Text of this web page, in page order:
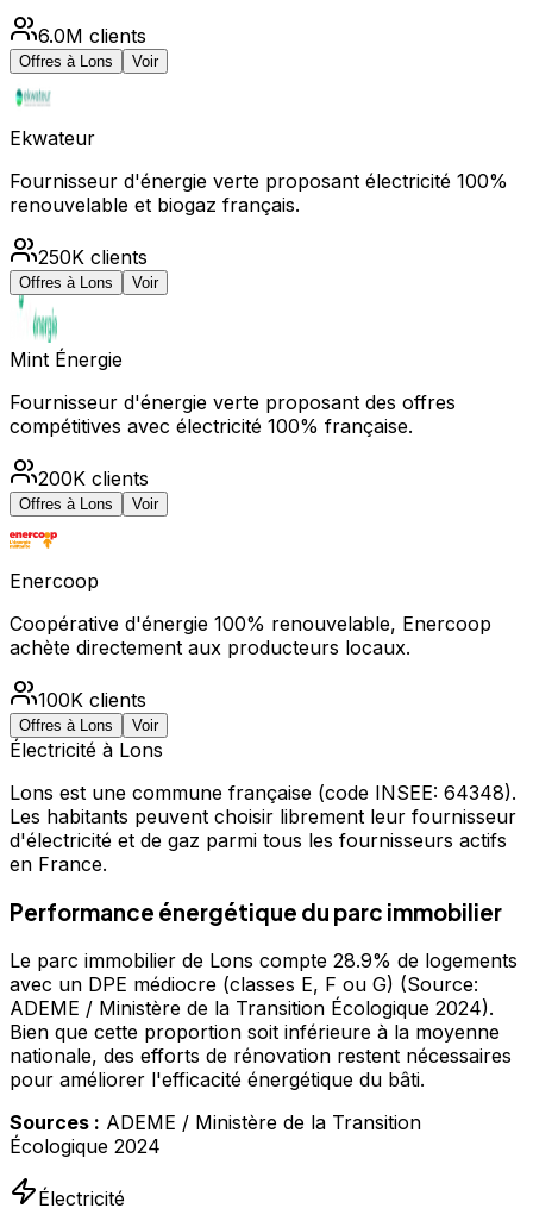
6.0M clients
Offres à Lons Voir
Ekwateur
Fournisseur d'énergie verte proposant électricité 100%
renouvelable et biogaz français.
250K clients
Offres à Lons Voir
Mint Énergie
Fournisseur d'énergie verte proposant des offres
compétitives avec électricité 100% française.
200K clients
Offres à Lons Voir
Enercoop
Coopérative d'énergie 100% renouvelable, Enercoop
achète directement aux producteurs locaux.
100K clients
Offres à Lons Voir
Électricité à Lons
Lons est une commune française (code INSEE: 64348).
Les habitants peuvent choisir librement leur fournisseur
d'électricité et de gaz parmi tous les fournisseurs actifs
en France.
Performance énergétique du parc immobilier
Le parc immobilier de Lons compte 28.9% de logements
avec un DPE médiocre (classes E, F ou G) (Source:
ADEME / Ministère de la Transition Écologique 2024).
Bien que cette proportion soit inférieure à la moyenne
nationale, des efforts de rénovation restent nécessaires
pour améliorer l'efficacité énergétique du bâti.
Sources : ADEME / Ministère de la Transition
Écologique 2024
Électricité